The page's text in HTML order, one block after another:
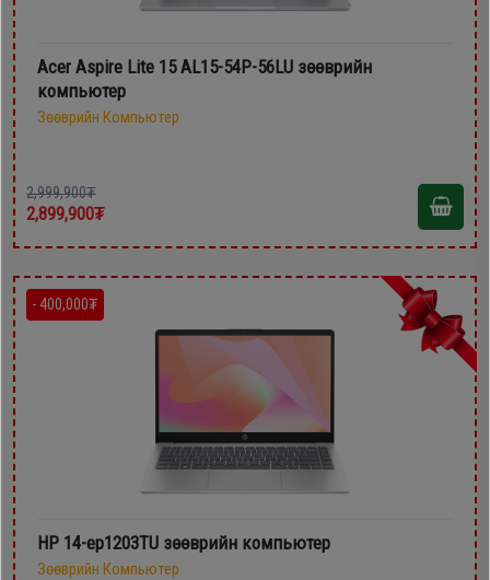
Acer Aspire Lite 15 AL15-54P-56LU зөөврийн
компьютер
Зөөврийн Компьютер
2,999,900₮
2,899,900₮
- 400,000₮
HP 14-ep1203TU зөөврийн компьютер
Зөөврийн Компьютер